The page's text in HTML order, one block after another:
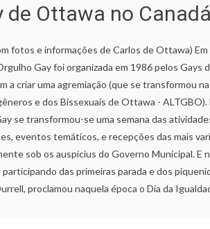
de Ottawa no Canadá
fotos e informações de Carlos de Ottawa)
Gay foi organizada em 1986 pelos Gays
a criar uma agremiação (que se transformou
e dos Bissexuais de Ottawa - ALTGBO).
se transformou-se uma semana das
eventos temáticos, e recepções das mais
sob os auspícius do Governo Municipal. E
participando das primeiras parada e dos
proclamou naquela época o Dia da